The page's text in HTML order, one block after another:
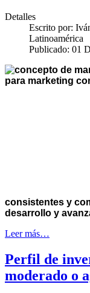
Detalles
Escrito por:
Latinoamérica
Publicado: 01
consistentes y
desarrollo y
Leer más…
Perfil de
moderado o